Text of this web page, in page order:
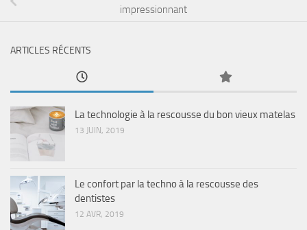
impressionnant
ARTICLES RÉCENTS
La technologie à la rescousse du bon vieux matelas
13 JUIN, 2019
Le confort par la techno à la rescousse des
dentistes
12 AVR, 2019